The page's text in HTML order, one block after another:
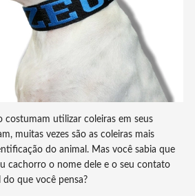
costumam utilizar coleiras em seus
muitas vezes são as coleiras mais
do animal. Mas você sabia que
cachorro o nome dele e o seu contato
que você pensa?